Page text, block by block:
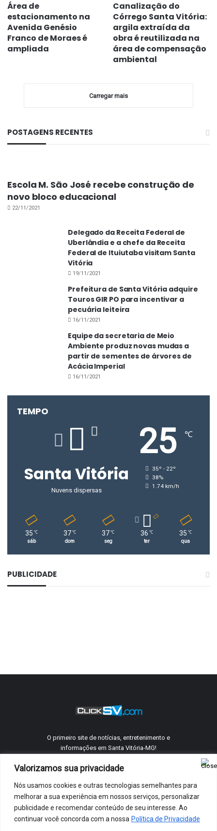
Valorizamos sua privacidade
Nós usamos cookies e outras tecnologias semelhantes para
melhorar a sua experiência em nossos serviços, personalizar
publicidade e recomendar conteúdo de seu interesse. Ao
continuar você concorda com a nossa Política de Privacidade
Área de
estacionamento na
Avenida Genésio
Franco de Moraes é
ampliada
Canalização do
Córrego Santa Vitória:
argila extraída da
obra é reutilizada na
área de compensação
ambiental
Carregar mais
POSTAGENS RECENTES
Escola M. São José recebe construção de
novo bloco educacional
22/11/2021
Delegado da Receita Federal de
Uberlândia e a chefe da Receita
Federal de Ituiutaba visitam Santa
Vitória
19/11/2021
Prefeitura de Santa Vitória adquire
Touros GIR PO para incentivar a
pecuária leiteira
16/11/2021
Equipe da secretaria de Meio
Ambiente produz novas mudas a
partir de sementes de árvores de
Acácia Imperial
16/11/2021
TEMPO
Santa Vitória
Nuvens dispersas
25 ℃
35º - 22º
38%
1.74 km/h
35 ℃
sáb
37 ℃
dom
37 ℃
seg
36 ℃
ter
35 ℃
qua
PUBLICIDADE
O primeiro site de notícias, entretenimento e
informações em Santa Vitória-MG!
©ClickSV2005 - 2026 Todos os direitos reservados.
Telefones Úteis Anuncie Conosco
Política De Privacidade